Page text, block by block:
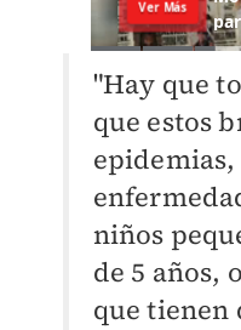
"Hay que
que estos
epidemias,
niños
de 5 años,
que tienen